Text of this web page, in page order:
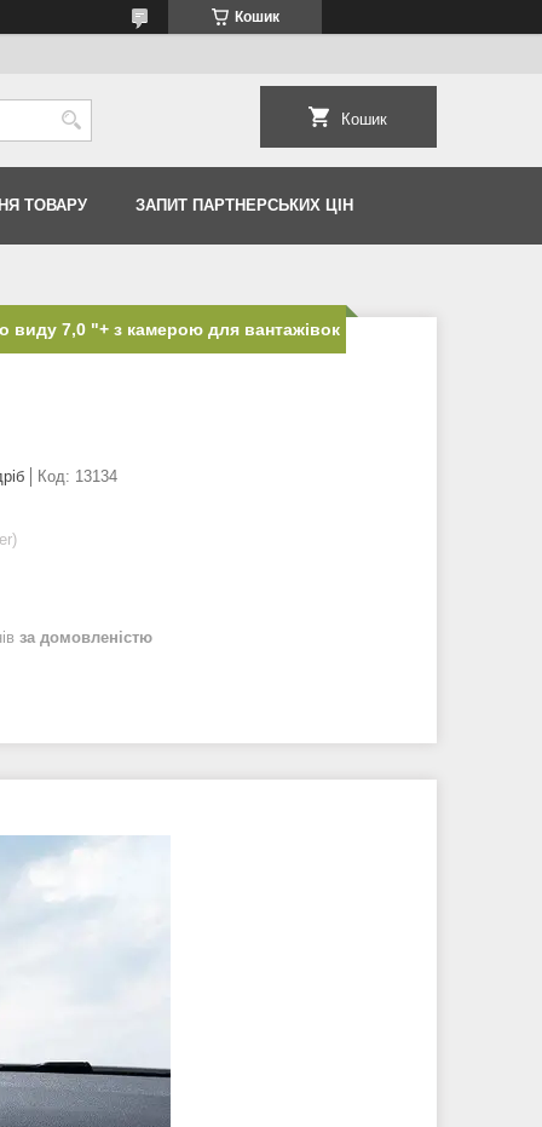
Кошик
Кошик
ТОВАРУ ЗАПИТ ПАРТНЕРСЬКИХ ЦІН
виду 7,0 "+ з камерою для вантажівок
Код: 13134
за домовленістю